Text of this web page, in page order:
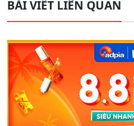
BÀI VIẾT LIÊN QUAN